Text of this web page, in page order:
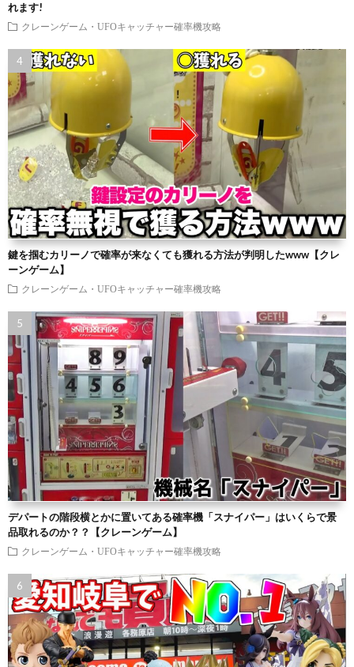
れます!
クレーンゲーム・UFOキャッチャー確率機攻略
鍵を掴むカリーノで確率が来なくても獲れる方法が判明したwww【クレ
ーンゲーム】
クレーンゲーム・UFOキャッチャー確率機攻略
デパートの階段横とかに置いてある確率機「スナイパー」はいくらで景
品取れるのか？？【クレーンゲーム】
クレーンゲーム・UFOキャッチャー確率機攻略